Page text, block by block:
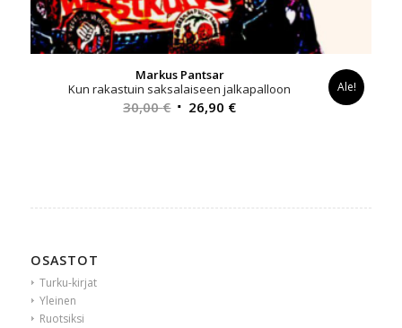
Markus Pantsar
Kun rakastuin saksalaiseen jalkapalloon
30,00€ Alkuperäinen
26,90 €Nykyinen
Ale!
OSASTOT
Turku-kirjat
Yleinen
Ruotsiksi